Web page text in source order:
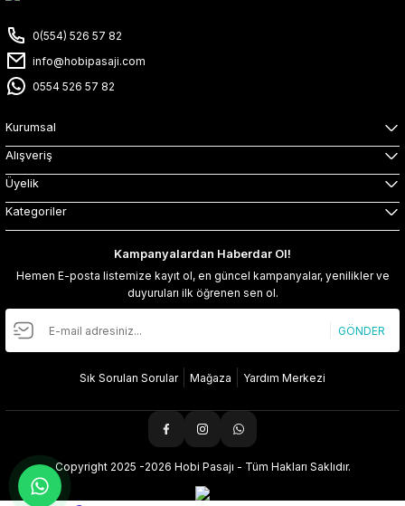
0(554) 526 57 82
info@hobipasaji.com
0554 526 57 82
Kurumsal
Alışveriş
Üyelik
Kategoriler
Kampanyalardan Haberdar Ol!
Hemen E-posta listemize kayıt ol, en güncel kampanyalar, yenilikler ve
duyuruları ilk öğrenen sen ol.
GÖNDER
Sık Sorulan Sorular Mağaza Yardım Merkezi
Copyright 2025 -2026 Hobi Pasajı - Tüm Hakları Saklıdır.